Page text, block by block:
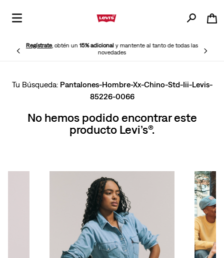
Regístrate, obtén un15% adicionaly mantente al tanto de todas las
novedades
Pantalones-Hombre-Xx-Chino-Std-Iii-Levis-
85226-0066
No hemos podido encontrar este
producto Levi’s®.